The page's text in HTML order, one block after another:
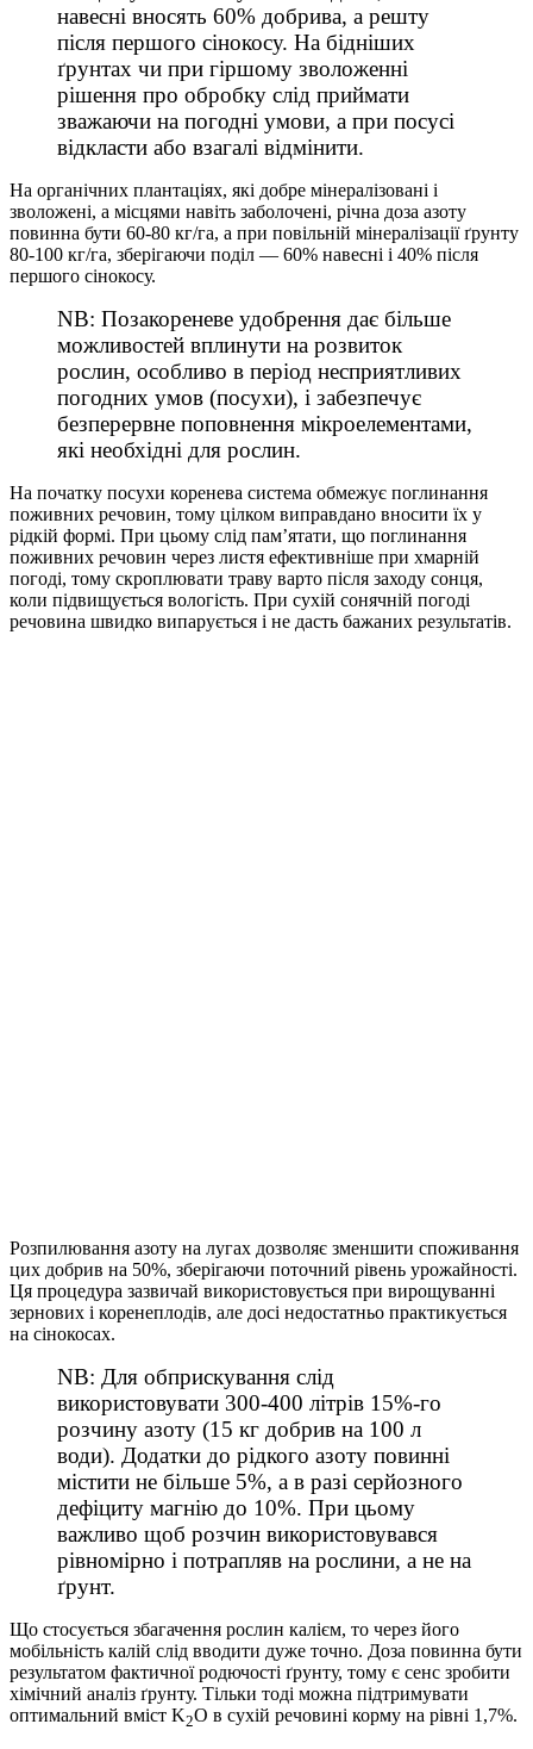
навесні вносять 60% добрива, а решту
після першого сінокосу. На бідніших
ґрунтах чи при гіршому зволоженні
рішення про обробку слід приймати
зважаючи на погодні умови, а при посусі
відкласти або взагалі відмінити.
На органічних плантаціях, які добре мінералізовані і
зволожені, а місцями навіть заболочені, річна доза азоту
повинна бути 60-80 кг/га, а при повільній мінералізації ґрунту
80-100 кг/га, зберігаючи поділ — 60% навесні і 40% після
першого сінокосу.
NB: Позакореневе удобрення дає більше
можливостей вплинути на розвиток
рослин, особливо в період несприятливих
погодних умов (посухи), і забезпечує
безперервне поповнення мікроелементами,
які необхідні для рослин.
На початку посухи коренева система обмежує поглинання
поживних речовин, тому цілком виправдано вносити їх у
рідкій формі. При цьому слід пам’ятати, що поглинання
поживних речовин через листя ефективніше при хмарній
погоді, тому скроплювати траву варто після заходу сонця,
коли підвищується вологість. При сухій сонячній погоді
речовина швидко випарується і не дасть бажаних результатів.
Розпилювання азоту на лугах дозволяє зменшити споживання
цих добрив на 50%, зберігаючи поточний рівень урожайності.
Ця процедура зазвичай використовується при вирощуванні
зернових і коренеплодів, але досі недостатньо практикується
на сінокосах.
NB: Для обприскування слід
використовувати 300-400 літрів 15%-го
розчину азоту (15 кг добрив на 100 л
води). Додатки до рідкого азоту повинні
містити не більше 5%, а в разі серйозного
дефіциту магнію до 10%. При цьому
важливо щоб розчин використовувався
рівномірно і потрапляв на рослини, а не на
ґрунт.
Що стосується збагачення рослин калієм, то через його
мобільність калій слід вводити дуже точно. Доза повинна бути
результатом фактичної родючості ґрунту, тому є сенс зробити
хімічний аналіз ґрунту. Тільки тоді можна підтримувати
оптимальний вміст K2O в сухій речовині корму на рівні 1,7%.